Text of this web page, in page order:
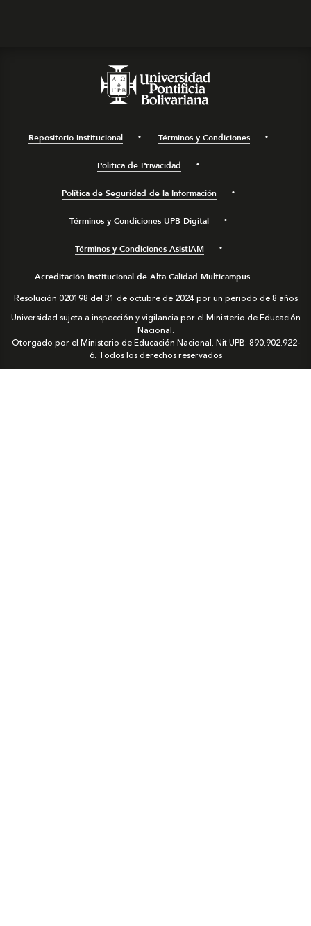
Repositorio Institucional Términos y Condiciones
Política de Privacidad
Política de Seguridad de la Información
Términos y Condiciones UPB Digital
Términos y Condiciones AsistIAM
Acreditación Institucional de Alta Calidad Multicampus.
Resolución 020198 del 31 de octubre de 2024 por un periodo de 8 años
Universidad sujeta a inspección y vigilancia por el Ministerio de Educación
Nacional.
Otorgado por el Ministerio de Educación Nacional. Nit UPB: 890.902.922-
6. Todos los derechos reservados